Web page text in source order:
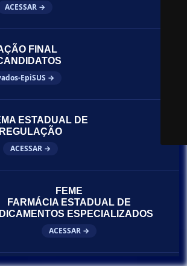
ACESSAR →
FINAL
EpiSUS →
ESTADUAL DE
REGULAÇÃO
ACESSAR →
FEME
FARMÁCIA ESTADUAL DE
ESPECIALIZADOS
ACESSAR →